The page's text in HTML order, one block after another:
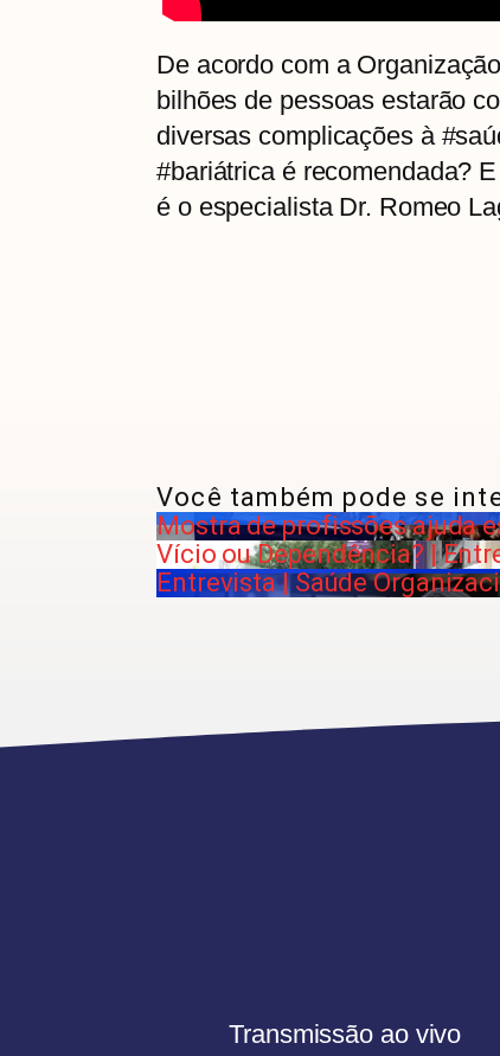
De acordo com a
bilhões de pessoas estarão
diversas complicações à
#bariátrica é recomendada?
é o especialista Dr. Romeo
Você também pode se
Mostra de profissões ajuda
Vício ou Dependência? |
Entrevista | Saúde
Transmissão ao vivo